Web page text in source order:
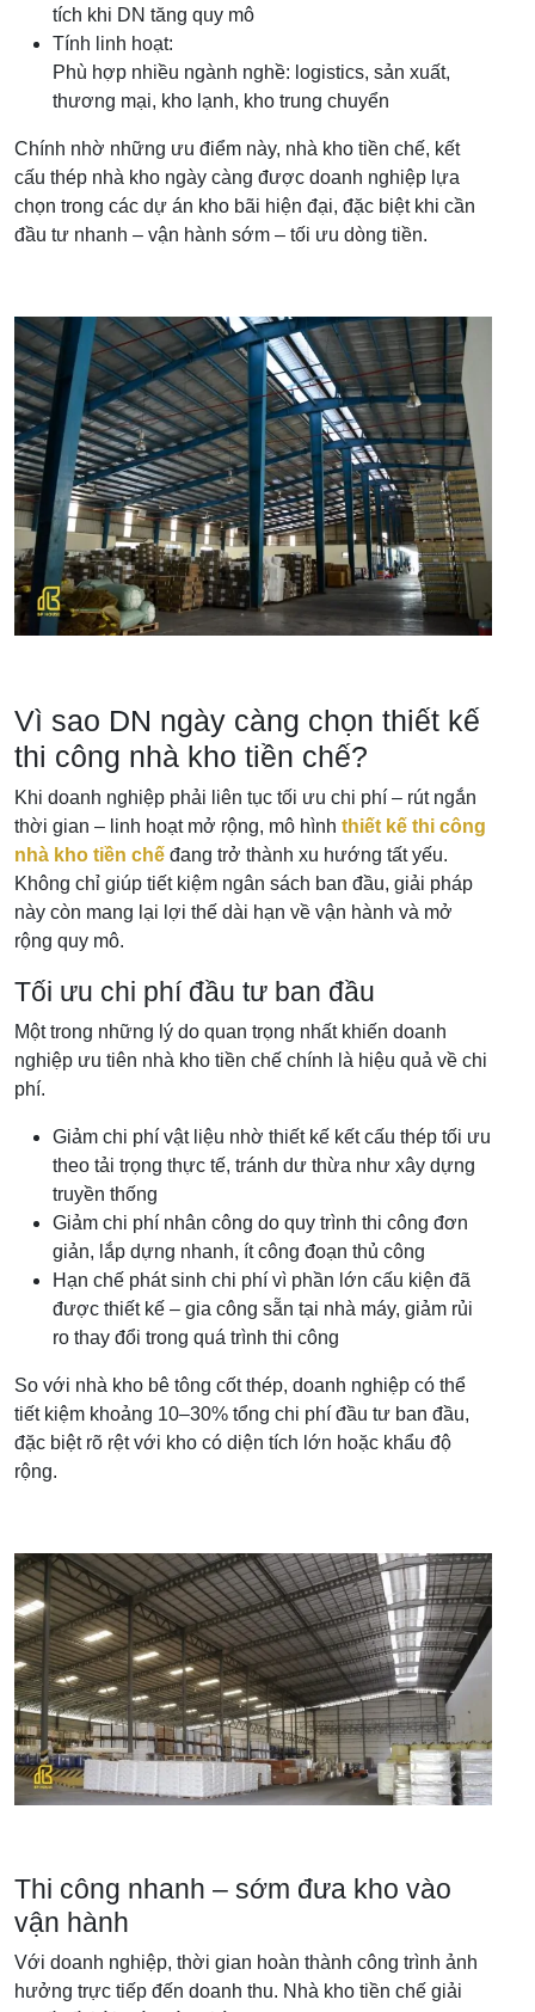
tích khi DN tăng quy mô
Tính linh hoạt:
Phù hợp nhiều ngành nghề: logistics, sản xuất,
thương mại, kho lạnh, kho trung chuyển
Chính nhờ những ưu điểm này, nhà kho tiền chế, kết
cấu thép nhà kho ngày càng được doanh nghiệp lựa
chọn trong các dự án kho bãi hiện đại, đặc biệt khi cần
đầu tư nhanh – vận hành sớm – tối ưu dòng tiền.
Vì sao DN ngày càng chọn thiết kế
thi công nhà kho tiền chế?
Khi doanh nghiệp phải liên tục tối ưu chi phí – rút ngắn
thời gian – linh hoạt mở rộng, mô hình thiết kế thi công
nhà kho tiền chế đang trở thành xu hướng tất yếu.
Không chỉ giúp tiết kiệm ngân sách ban đầu, giải pháp
này còn mang lại lợi thế dài hạn về vận hành và mở
rộng quy mô.
Tối ưu chi phí đầu tư ban đầu
Một trong những lý do quan trọng nhất khiến doanh
nghiệp ưu tiên nhà kho tiền chế chính là hiệu quả về chi
phí.
Giảm chi phí vật liệu nhờ thiết kế kết cấu thép tối ưu
theo tải trọng thực tế, tránh dư thừa như xây dựng
truyền thống
Giảm chi phí nhân công do quy trình thi công đơn
giản, lắp dựng nhanh, ít công đoạn thủ công
Hạn chế phát sinh chi phí vì phần lớn cấu kiện đã
được thiết kế – gia công sẵn tại nhà máy, giảm rủi
ro thay đổi trong quá trình thi công
So với nhà kho bê tông cốt thép, doanh nghiệp có thể
tiết kiệm khoảng 10–30% tổng chi phí đầu tư ban đầu,
đặc biệt rõ rệt với kho có diện tích lớn hoặc khẩu độ
rộng.
Thi công nhanh – sớm đưa kho vào
vận hành
Với doanh nghiệp, thời gian hoàn thành công trình ảnh
hưởng trực tiếp đến doanh thu. Nhà kho tiền chế giải